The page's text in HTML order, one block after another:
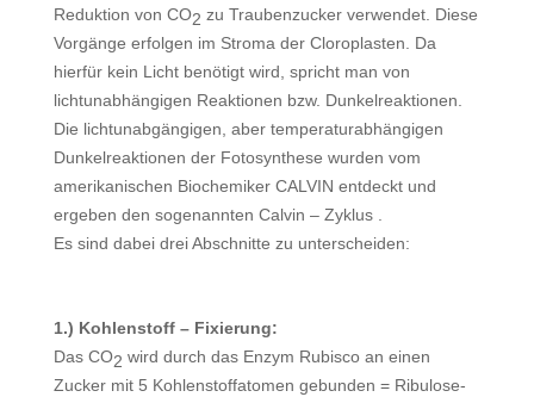
Reduktion von CO2 zu Traubenzucker verwendet. Diese
Vorgänge erfolgen im Stroma der Cloroplasten. Da
hierfür kein Licht benötigt wird, spricht man von
lichtunabhängigen Reaktionen bzw. Dunkelreaktionen.
Die lichtunabgängigen, aber temperaturabhängigen
Dunkelreaktionen der Fotosynthese wurden vom
amerikanischen Biochemiker CALVIN entdeckt und
ergeben den sogenannten Calvin – Zyklus .
Es sind dabei drei Abschnitte zu unterscheiden:
1.) Kohlenstoff – Fixierung:
Das CO2 wird durch das Enzym Rubisco an einen
Zucker mit 5 Kohlenstoffatomen gebunden = Ribulose-